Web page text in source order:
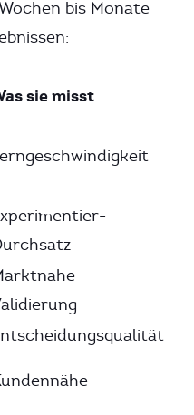
bis Monate
sie misst